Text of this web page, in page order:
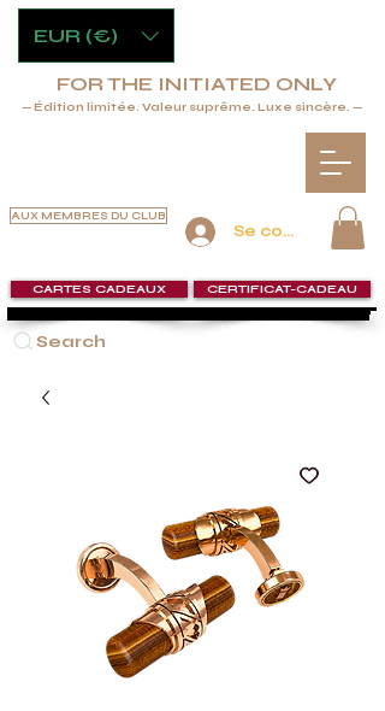
Se connecter
AUX MEMBRES DU CLUB
Search
CARTES CADEAUX CERTIFICAT-CADEAU
FOR THE INITIATED ONLY
— Édition limitée. Valeur suprême. Luxe sincère. —
EUR (€)